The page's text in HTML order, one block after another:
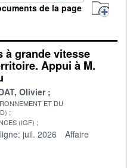
de la page
à grande vitesse
Appui à M.
Olivier
ET DU
(IGF)
juil. 2026
Affaire